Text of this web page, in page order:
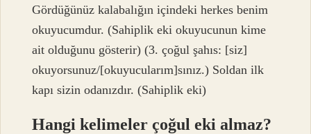
Gördüğünüz kalabalığın içindeki herkes benim
okuyucumdur. (Sahiplik eki okuyucunun kime
ait olduğunu gösterir) (3. çoğul şahıs: [siz]
okuyorsunuz/[okuyucularım]sınız.) Soldan ilk
kapı sizin odanızdır. (Sahiplik eki)
Hangi kelimeler çoğul eki almaz?